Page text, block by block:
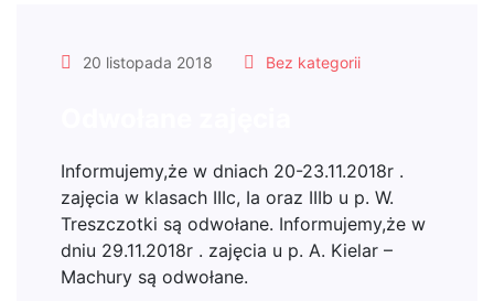
20 listopada 2018 Bez kategorii
Informujemy,że w dniach 20-23.11.2018r .
zajęcia w klasach IIIc, Ia oraz IIIb u p. W.
Treszczotki są odwołane. Informujemy,że w
dniu 29.11.2018r . zajęcia u p. A. Kielar –
Machury są odwołane.